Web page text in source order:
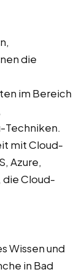
die
im Bereich
Techniken.
mit Cloud-
Azure,
die Cloud-
Wissen und
in Bad